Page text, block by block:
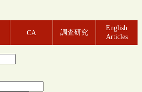
CA 調査研究
English
Articles